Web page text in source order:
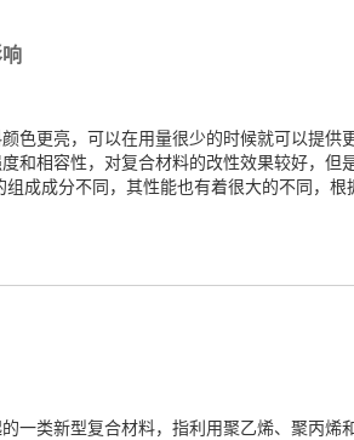
色更亮，可以在用量很少的时候就可以提
和相容性，对复合材料的改性效果较好，
成成分不同，其性能也有着很大的不同，
一类新型复合材料，指利用聚乙烯、聚丙